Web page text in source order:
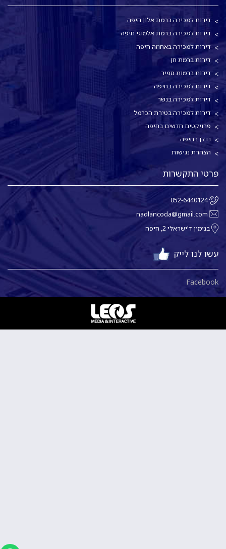
דירות למכירה ברמת אלון חיפה
דירות למכירה ברמת אלמוגי חיפה
דירות למכירה באחוזה חיפה
דירות ברמת חן
דירות ברמות ספיר
דירות למכירה בחיפה
דירות למכירה בנשר
דירות למכירה בטירת הכרמל
פרויקטים חדשים בחיפה
נדלן בחיפה
הצהרת נגישות
פרטי התקשרות
052-6440124
nadlancoda@gmail.com
בנימין ד'ישראלי 2, חיפה
עשו לנו לייק
Facebook